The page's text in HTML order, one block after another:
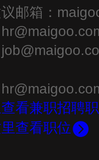
邮箱：
看兼职招聘
查看职位